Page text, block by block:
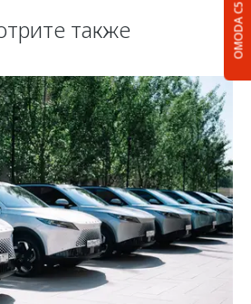
OMODA C5
также